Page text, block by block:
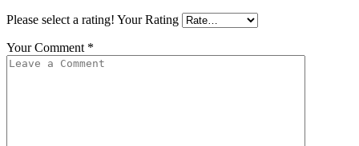
Please select a rating! Your Rating
Your Comment *